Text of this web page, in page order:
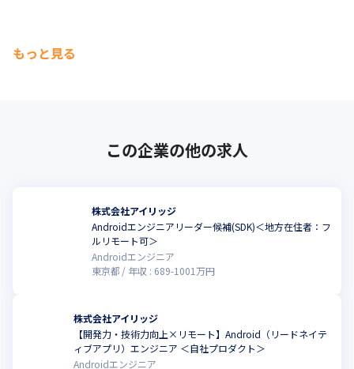
もっと見る
この企業の他の求人
株式会社アイリッジ
Androidエンジニアリーダー候補(SDK)＜地方在住者：フ
ルリモート可＞
Androidエンジニア
東京都
年収 : 689-1001 万円
株式会社アイリッジ
【開発力・技術力向上×リモート】Android（リードネイテ
ィブアプリ）エンジニア ＜自社プロダクト＞
Androidエンジニア